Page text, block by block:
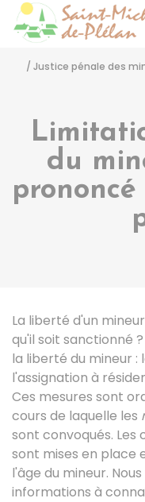
/ Justice pénale des
du
prononcé
La liberté d'un
qu'il soit sanctionné
la liberté du mineur :
l'assignation à
Ces mesures sont
cours de laquelle les
sont convoqués. Les
sont mises en place
l'âge du mineur.
informations à